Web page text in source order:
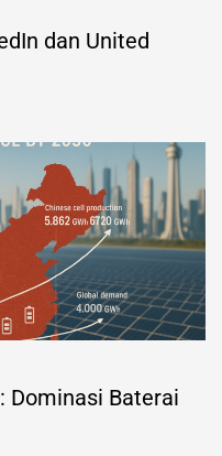
dan United
Dominasi Baterai